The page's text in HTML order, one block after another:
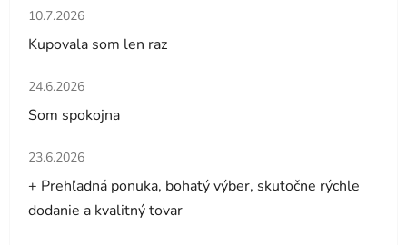
Hodnotenie obchodu je 5 z 5 hviezdičiek.
10.7.2026
Kupovala som len raz
Hodnotenie obchodu je 5 z 5 hviezdičiek.
24.6.2026
Som spokojna
Hodnotenie obchodu je 5 z 5 hviezdičiek.
23.6.2026
+ Prehľadná ponuka, bohatý výber, skutočne rýchle
dodanie a kvalitný tovar